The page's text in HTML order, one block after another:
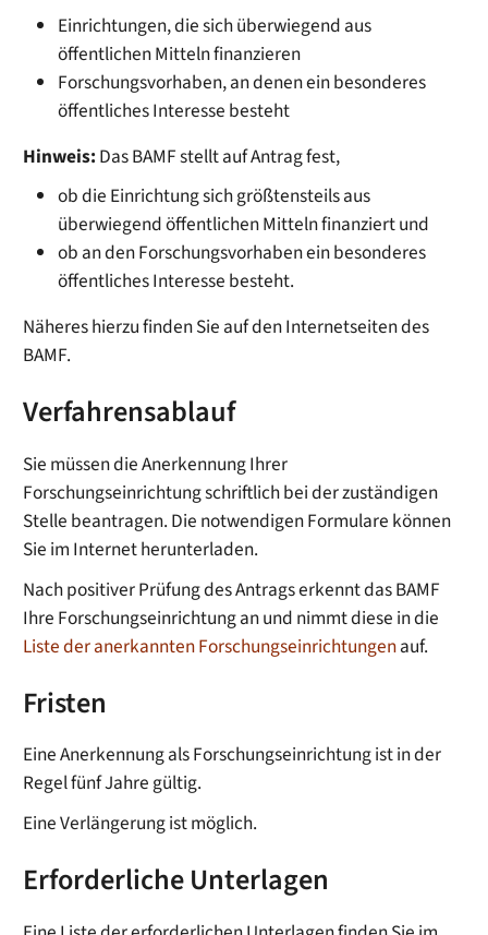
Einrichtungen,die sich überwiegend aus
öffentlichen Mitteln finanzieren
Forschungsvorhaben, an denen ein besonderes
öffentliches Interesse besteht
Hinweis: Das BAMF stellt auf Antrag fest,
ob die Einrichtung sich größtensteils aus
überwiegend öffentlichen Mitteln finanziert und
ob an den Forschungsvorhaben ein besonderes
öffentliches Interesse besteht.
Näheres hierzu finden Sie auf den Internetseiten des
BAMF.
Verfahrensablauf
Sie müssen die Anerkennung Ihrer
Forschungseinrichtung schriftlich bei der zuständigen
Stelle beantragen. Die notwendigen Formulare können
Sie im Internet herunterladen.
Nach positiver Prüfung des Antrags erkennt das BAMF
Ihre Forschungseinrichtung an und nimmt diese in die
Liste der anerkannten Forschungseinrichtungenauf.
Fristen
Eine Anerkennung als Forschungseinrichtung ist in der
Regel fünf Jahre gültig.
Eine Verlängerung ist möglich.
Erforderliche Unterlagen